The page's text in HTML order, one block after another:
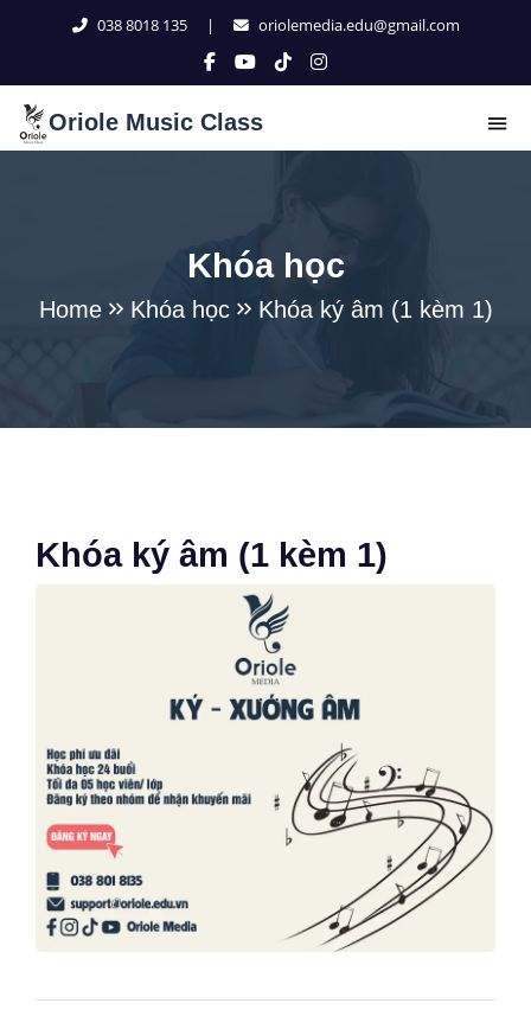
038 8018 135 | oriolemedia.edu@gmail.com
Oriole Music Class
Khóa học
Home Khóa học Khóa ký âm (1 kèm 1)
Khóa ký âm (1 kèm 1)